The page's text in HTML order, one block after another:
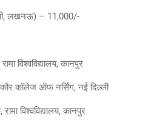
लखनऊ) – 11,000/-
विश्वविद्यालय, कानपुर
कौर कॉलेज ऑफ नर्सिंग, नई दिल्ली
विश्वविद्यालय, कानपुर